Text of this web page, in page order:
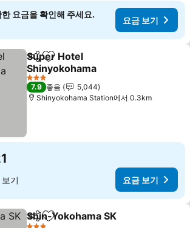
요금을 확인해 주세요.
요금 보기
공유 즐겨찾기에 추가
Super Hotel
Shinyokohama
요금 보기
3 성급
7.9 좋음
5,044
Shinyokohama Station에서 0.3km
기 요금 보기
공유 즐겨찾기에 추가
Shin-Yokohama SK